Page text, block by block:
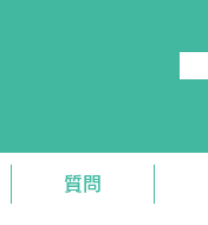
質問